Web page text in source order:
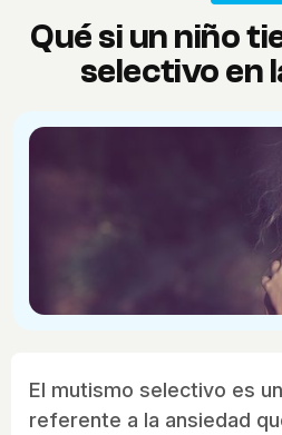
Qué si un niño
selectivo en
El mutismo selectivo es
referente a la ansiedad